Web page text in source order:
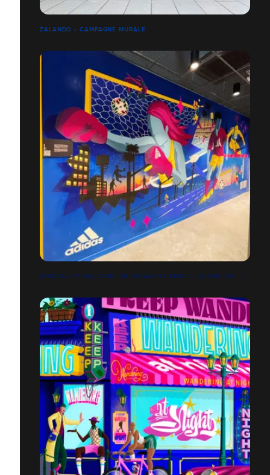
ZALANDO • CAMPAGNE MURALE
ADIDAS • MURAL DANS UN MAGASIN OFFICIEL (CLAYE-SOUILLY)